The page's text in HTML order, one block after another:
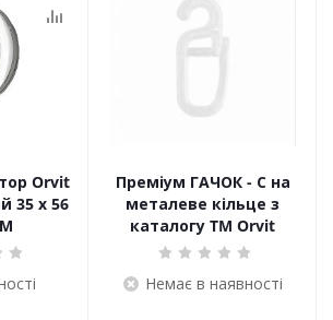
Orvit
35 х 56
Преміум ГАЧОК - С на
металеве кільце з
каталогу TM Orvit
Немає в наявності